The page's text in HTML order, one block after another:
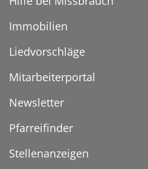
Immobilien
Liedvorschläge
Mitarbeiterportal
Newsletter
Pfarreifinder
Stellenanzeigen